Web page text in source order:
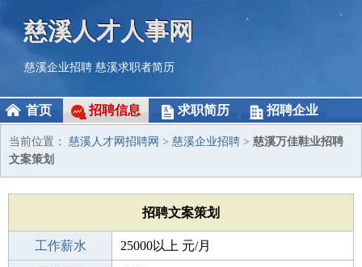
慈溪人才人事网
慈溪企业招聘 慈溪求职者简历
首页 招聘信息 求职简历 招聘企业
当前位置： 慈溪人才网招聘网 > 慈溪企业招聘 > 慈溪万佳鞋业招聘
文案策划
招聘文案策划
工作薪水 25000以上 元/月